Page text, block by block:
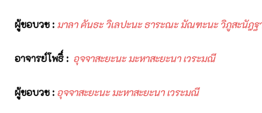
ผู้ขอบวช : มาลา คันธะ วิเลปะนะ ธาระณะ มัณฑะนะ วิภูสะนัฎฐ
อาจารย์โพธิ์ : อุจจาสะยะนะ มะหาสะยะนา เวระมณี
ผู้ขอบวช : อุจจาสะยะนะ มะหาสะยะนา เวระมณี